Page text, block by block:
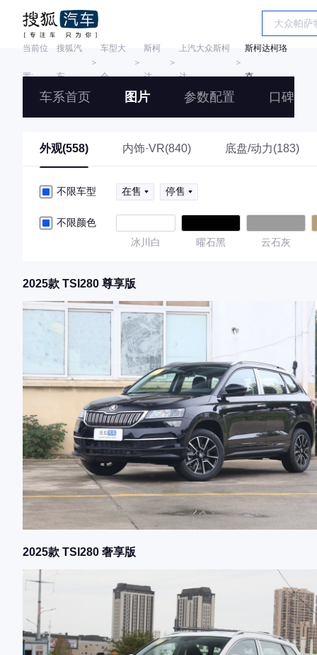
当前位
置:
搜狐汽
车
＞
车型大
全
＞
斯柯
达
＞
上汽大众斯柯
达
＞
斯柯达柯珞
克
车系首页 图片 参数配置 口碑
外观(558) 内饰·VR(840) 底盘/动力(183)
不限车型 在售 停售
不限颜色
冰川白
曜石黑 云石灰
2025款 TSI280 尊享版
2025款 TSI280 奢享版